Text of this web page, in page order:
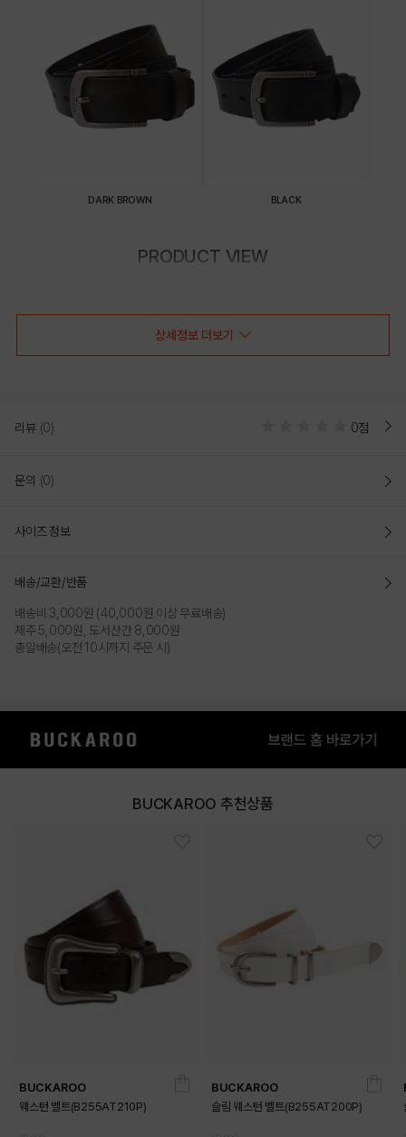
DARK BROWN BLACK
PRODUCT VIEW
DETAILS
상세정보 더보기
리뷰 (0) 0점
문의 (0)
사이즈 정보
배송/교환/반품
배송비 3,000원 (40,000원 이상 무료배송)
제주 5,000원, 도서산간 8,000원
총알배송(오전 10시까지 주문 시)
BUCKAROO 추천상품
BUCKAROO
웨스턴 벨트(B255AT210P)
BUCKAROO
슬림 웨스턴 벨트(B255AT200P)